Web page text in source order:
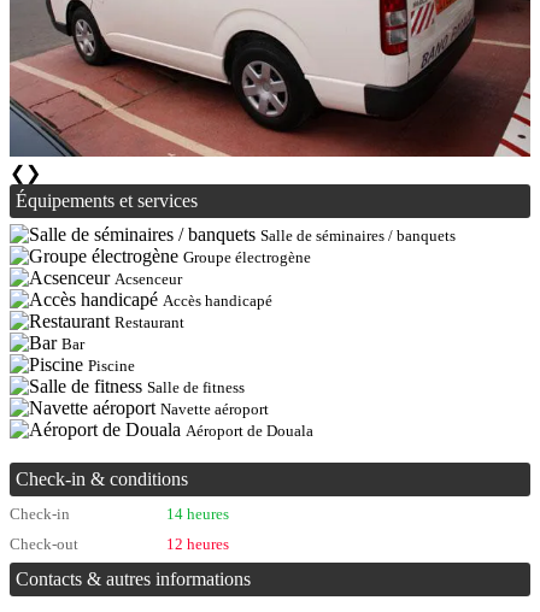
❮ ❯
Équipements et services
Salle de séminaires / banquets
Groupe électrogène
Acsenceur
Accès handicapé
Restaurant
Bar
Piscine
Salle de fitness
Navette aéroport
Aéroport de Douala
Check-in & conditions
Check-in
14 heures
Check-out
12 heures
Contacts & autres informations